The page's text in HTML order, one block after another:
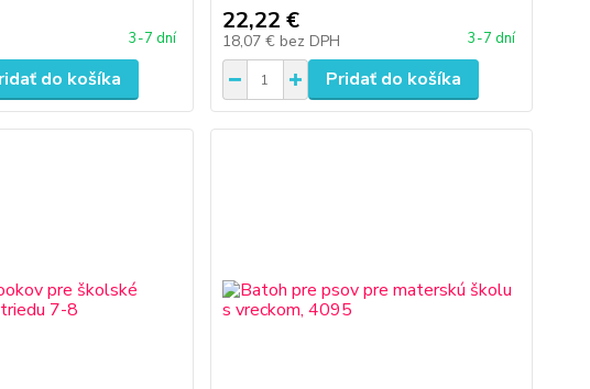
3-7 dní
do košíka
22,22 €
18,07 € bez DPH 3-7 dní
Pridať do košíka